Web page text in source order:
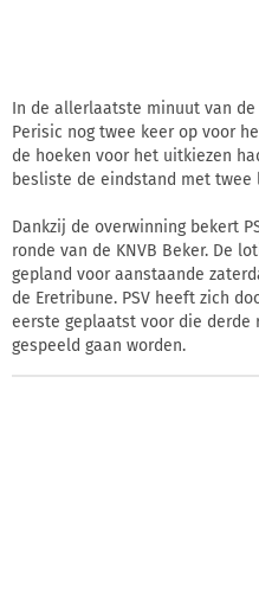
In de allerlaatste minuut van
Perisic nog twee keer op voor
de hoeken voor het uitkiezen
besliste de eindstand met
Dankzij de overwinning bekert
ronde van de KNVB Beker. De
gepland voor aanstaande
de Eretribune. PSV heeft zich
eerste geplaatst voor die derde
gespeeld gaan worden.